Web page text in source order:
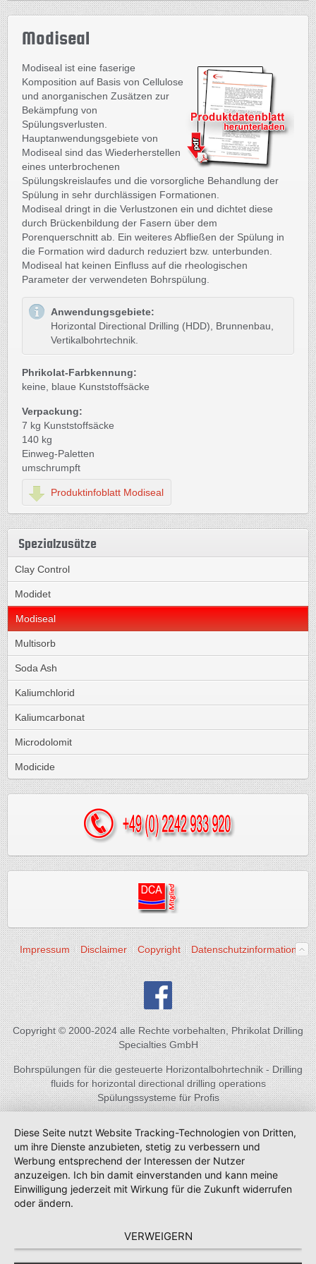
Modiseal
Modiseal ist eine faserige
Komposition auf Basis von Cellulose
und anorganischen Zusätzen zur
Bekämpfung von
Spülungsverlusten.
Hauptanwendungsgebiete von
Modiseal sind das Wiederherstellen
eines unterbrochenen
Spülungskreislaufes und die vorsorgliche Behandlung der
Spülung in sehr durchlässigen Formationen.
Modiseal dringt in die Verlustzonen ein und dichtet diese
durch Brückenbildung der Fasern über dem
Porenquerschnitt ab. Ein weiteres Abfließen der Spülung in
die Formation wird dadurch reduziert bzw. unterbunden.
Modiseal hat keinen Einfluss auf die rheologischen
Parameter der verwendeten Bohrspülung.
Anwendungsgebiete:
Horizontal Directional Drilling (HDD), Brunnenbau,
Vertikalbohrtechnik.
Phrikolat-Farbkennung:
keine, blaue Kunststoffsäcke
Verpackung:
7 kg Kunststoffsäcke
140 kg
Einweg-Paletten
umschrumpft
Produktinfoblatt Modiseal
Spezialzusätze
Clay Control
Modidet
Modiseal
Multisorb
Soda Ash
Kaliumchlorid
Kaliumcarbonat
Microdolomit
Modicide
Impressum Disclaimer Copyright Datenschutzinformation
Copyright © 2000-2024 alle Rechte vorbehalten, Phrikolat Drilling
Specialties GmbH
Bohrspülungen für die gesteuerte Horizontalbohrtechnik - Drilling
fluids for horizontal directional drilling operations
Spülungssysteme für Profis
Diese Seite nutzt Website Tracking-Technologien von Dritten,
um ihre Dienste anzubieten, stetig zu verbessern und
Werbung entsprechend der Interessen der Nutzer
anzuzeigen. Ich bin damit einverstanden und kann meine
Einwilligung jederzeit mit Wirkung für die Zukunft widerrufen
oder ändern.
VERWEIGERN